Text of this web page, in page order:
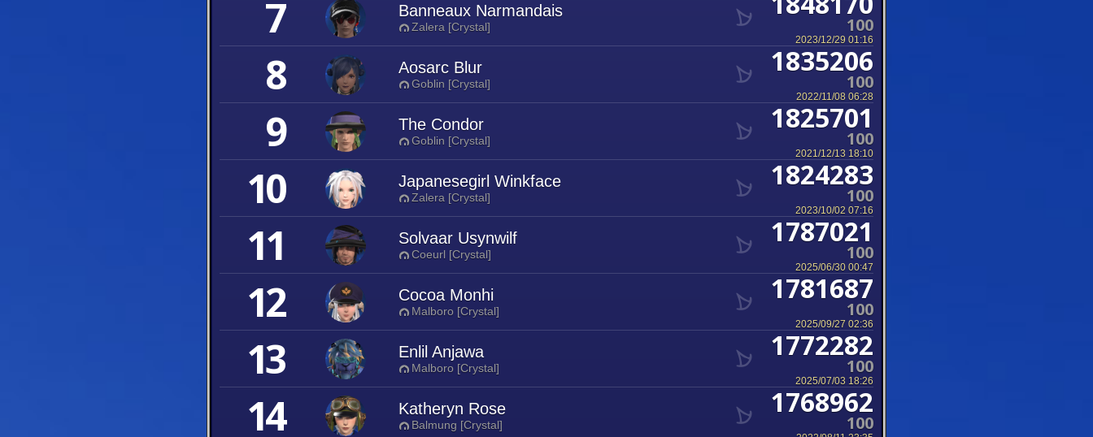
7 Banneaux Narmandais
Zalera [Crystal] 100
2023/12/29 01:16
8 Aosarc Blur
Goblin [Crystal]
1835206
100
2022/11/08 06:28
9 The Condor
Goblin [Crystal]
1825701
100
2021/12/13 18:10
10 Japanesegirl Winkface
Zalera [Crystal]
1824283
100
2023/10/02 07:16
11 Solvaar Usynwilf
Coeurl [Crystal]
1787021
100
2025/06/30 00:47
12 Cocoa Monhi
Malboro [Crystal]
1781687
100
2025/09/27 02:36
13 Enlil Anjawa
Malboro [Crystal]
1772282
100
2025/07/03 18:26
14 Katheryn Rose
Balmung [Crystal]
1768962
100